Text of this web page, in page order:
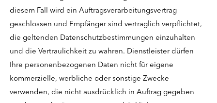
diesem Fall wird ein Auftragsverarbeitungsvertrag
geschlossen und Empfänger sind vertraglich verpflichtet,
die geltenden Datenschutzbestimmungen einzuhalten
und die Vertraulichkeit zu wahren. Dienstleister dürfen
Ihre personenbezogenen Daten nicht für eigene
kommerzielle, werbliche oder sonstige Zwecke
verwenden, die nicht ausdrücklich in Auftrag gegeben